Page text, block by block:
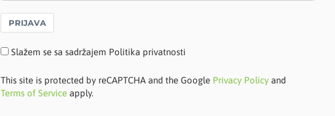
PRIJAVA
Slažem se sa sadržajem Politika privatnosti
This site is protected by reCAPTCHA and the Google Privacy Policy and
Terms of Service apply.